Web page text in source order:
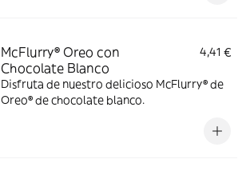
McFlurry® Oreo con
Chocolate Blanco
4,41 €
Disfruta de nuestro delicioso McFlurry® de
Oreo® de chocolate blanco.